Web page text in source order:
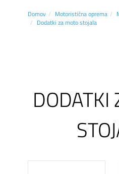
Domov Motoristična oprema
Dodatki za moto stojala
DODATKI